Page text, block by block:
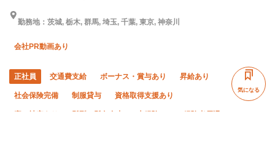
勤務地：茨城, 栃木, 群馬, 埼玉, 千葉, 東京, 神奈川
会社PR動画あり
正社員 交通費支給 ボーナス・賞与あり 昇給あり
社会保険完備 制服貸与 資格取得支援あり
寮・社宅あり 髪型・髪色自由 未経験OK 経験者優遇
気になる